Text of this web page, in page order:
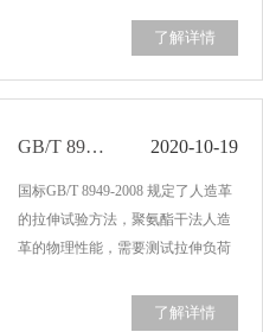
温度下保持120分钟，然后给其相
同温度的内压力一定的水蒸气，保
温保压30分钟，观察是否有内压力
了解详情
​GB/T 8949-2008 人造革的拉伸试验 2020-10-19
国标GB/T 8949-2008 规定了人造革
的拉伸试验方法，聚氨酯干法人造
革的物理性能，需要测试拉伸负荷
完成测试。试验机应该符合
了解详情